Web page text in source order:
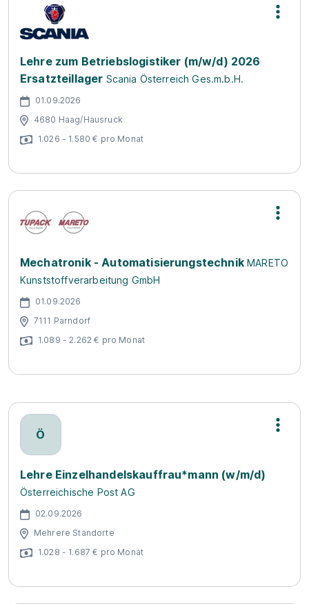
Lehre zum Betriebslogistiker (m/w/d) 2026
Ersatzteillager Scania Österreich Ges.m.b.H.
01.09.2026
4680 Haag/Hausruck
1.026 - 1.580 € pro Monat
Mechatronik - Automatisierungstechnik MARETO
Kunststoffverarbeitung GmbH
01.09.2026
7111 Parndorf
1.089 - 2.262 € pro Monat
Ö
Lehre Einzelhandelskauffrau*mann (w/m/d)
Österreichische Post AG
02.09.2026
Mehrere Standorte
1.028 - 1.687 € pro Monat